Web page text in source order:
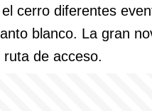
cerro diferentes
blanco. La gran
ruta de acceso.